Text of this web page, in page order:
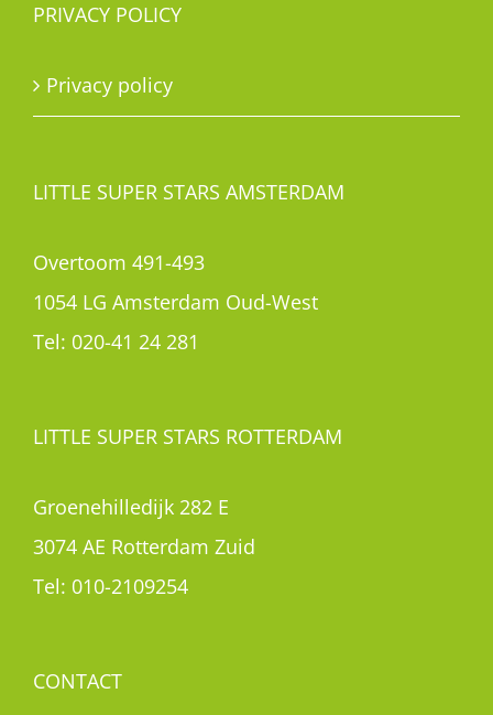
PRIVACY POLICY
Privacy policy
LITTLE SUPER STARS AMSTERDAM
Overtoom 491-493
1054 LG Amsterdam Oud-West
Tel: 020-41 24 281
LITTLE SUPER STARS ROTTERDAM
Groenehilledijk 282 E
3074 AE Rotterdam Zuid
Tel: 010-2109254
CONTACT